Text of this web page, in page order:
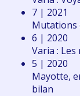
7 | 2021
Mutations
6 | 2020
Varia : Les
5 | 2020
Mayotte,
bilan